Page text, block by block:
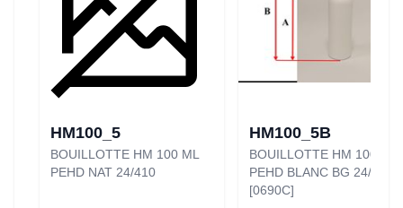
HM100_5
BOUILLOTTE HM 100 ML
PEHD NAT 24/410
HM100_5B
BOUILLOTTE HM 100 ML
PEHD BLANC BG 24/410
[0690C]